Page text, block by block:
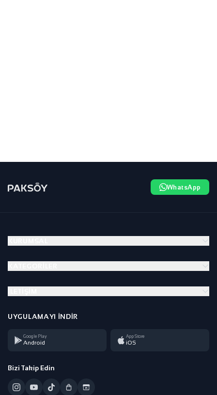
WhatsApp
UYGULAMAYI İNDIR
Google Play
Android
App Store
iOS
Bizi Takip Edin